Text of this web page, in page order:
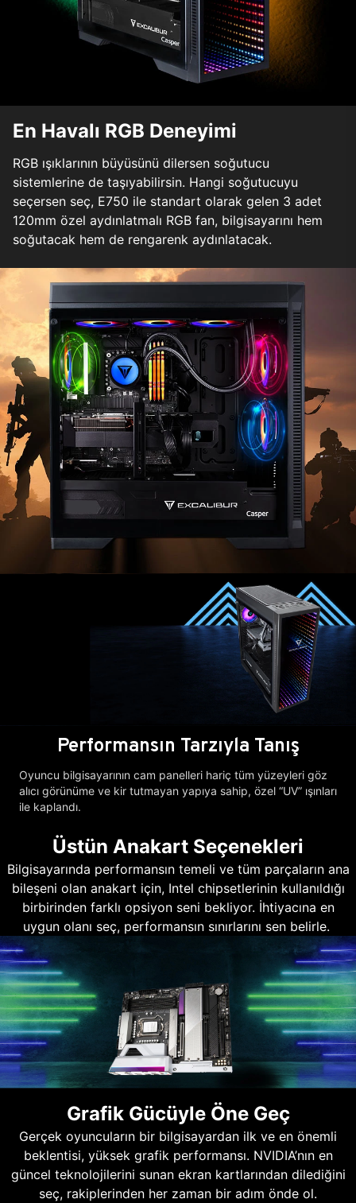
En Havalı RGB Deneyimi
RGB ışıklarının büyüsünü dilersen soğutucu
sistemlerine de taşıyabilirsin. Hangi soğutucuyu
seçersen seç, E750 ile standart olarak gelen 3 adet
120mm özel aydınlatmalı RGB fan, bilgisayarını hem
soğutacak hem de rengarenk aydınlatacak.
Performansın Tarzıyla Tanış
Oyuncu bilgisayarının cam panelleri hariç tüm yüzeyleri göz
alıcı görünüme ve kir tutmayan yapıya sahip, özel “UV” ışınları
ile kaplandı.
Üstün Anakart Seçenekleri
Bilgisayarında performansın temeli ve tüm parçaların ana
bileşeni olan anakart için, Intel chipsetlerinin kullanıldığı
birbirinden farklı opsiyon seni bekliyor. İhtiyacına en
uygun olanı seç, performansın sınırlarını sen belirle.
Grafik Gücüyle Öne Geç
Gerçek oyuncuların bir bilgisayardan ilk ve en önemli
beklentisi, yüksek grafik performansı. NVIDIA’nın en
güncel teknolojilerini sunan ekran kartlarından dilediğini
seç, rakiplerinden her zaman bir adım önde ol.